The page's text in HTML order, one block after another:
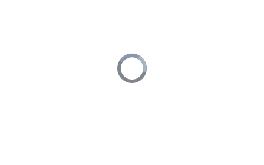
Video
Player
is
loading.